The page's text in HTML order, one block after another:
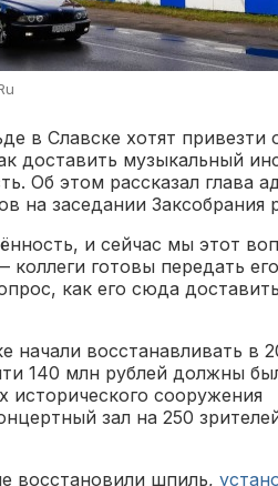
в Славске хотят привезти
доставить музыкальный
Об этом рассказал глава
на заседании Заксобрания
и сейчас мы этот
готовы передать
как его сюда
начали восстанавливать в
140 млн рублей должны
исторического сооружения
зал на 250
восстановили шпиль,